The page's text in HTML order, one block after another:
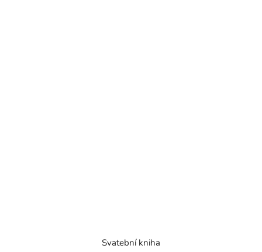
Svatební kniha